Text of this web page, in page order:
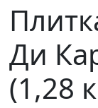
Ди
(1,28